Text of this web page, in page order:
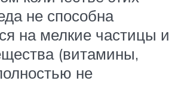
не способна
на мелкие частицы и
(витамины,
не